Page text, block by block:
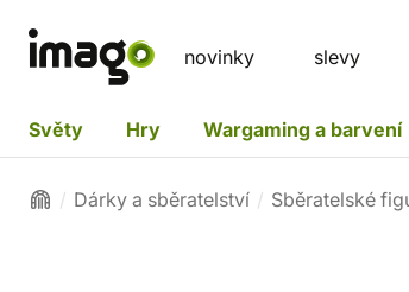
novinky slevy
Světy Hry Wargaming a barvení
Dárky a sběratelství Sběratelské